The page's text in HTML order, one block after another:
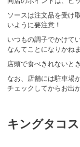
ソースは注文品を受け
いように要注意！
いつもの調子でかけて
なんてことになりかね
店頭で食べきれないと
なお、店舗には駐車場
チェックしてからお出
キングタコ